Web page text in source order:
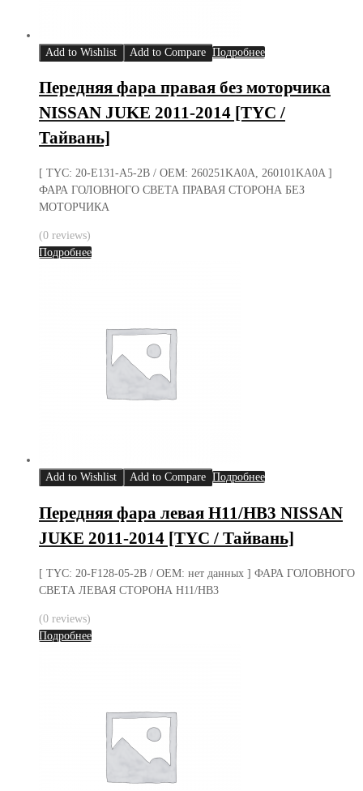
Add to Wishlist Add to Compare Подробнее
Передняя фара правая без моторчика
NISSAN JUKE 2011-2014 [TYC /
Тайвань]
[ TYC: 20-E131-A5-2B / OEM: 260251KA0A, 260101KA0A ]
ФАРА ГОЛОВНОГО СВЕТА ПРАВАЯ СТОРОНА БЕЗ
МОТОРЧИКА
(0 reviews)
Подробнее
Add to Wishlist Add to Compare Подробнее
Передняя фара левая H11/HB3 NISSAN
JUKE 2011-2014 [TYC / Тайвань]
[ TYC: 20-F128-05-2B / OEM: нет данных ] ФАРА ГОЛОВНОГО
СВЕТА ЛЕВАЯ СТОРОНА H11/HB3
(0 reviews)
Подробнее